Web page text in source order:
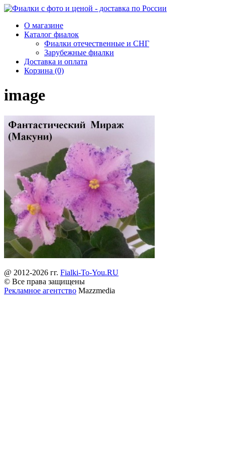
О магазине
Каталог фиалок
Фиалки отечественные и СНГ
Зарубежные фиалки
Доставка и оплата
Корзина (0)
image
@ 2012-2026 гг. Fialki-To-You.RU
© Все права защищены
Рекламное агентство Mazzmedia